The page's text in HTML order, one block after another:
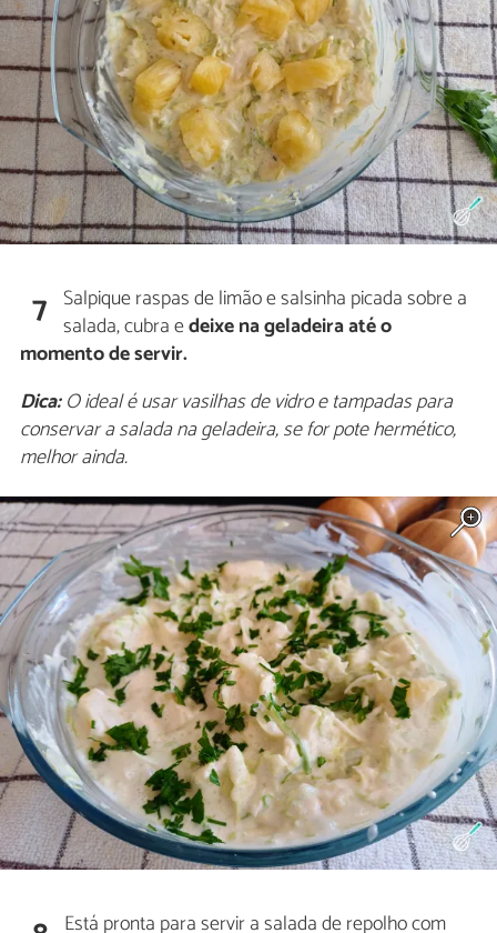
7 Salpique raspas de limão e salsinha picada sobre a
salada, cubra edeixe na geladeira até o
momento de servir.
Dica:O ideal é usar vasilhas de vidro e tampadas para
conservar a salada na geladeira, se for pote hermético,
melhor ainda.
Está pronta para servir a salada de repolho com